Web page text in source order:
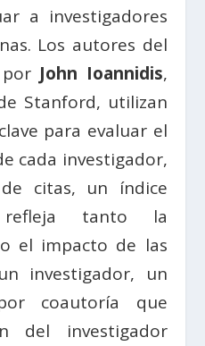
a investigadores
Los autores del
John Ioannidis,
Stanford, utilizan
para evaluar el
cada investigador,
citas, un índice
refleja tanto la
el impacto de las
investigador, un
coautoría que
del investigador